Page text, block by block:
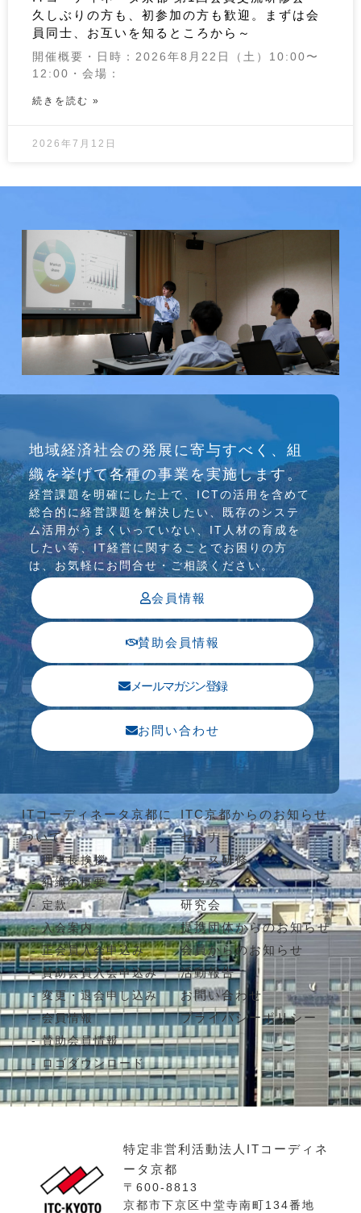
久しぶりの方も、初参加の方も歓迎。まずは会
員同士、お互いを知るところから～
開催概要・日時：2026年8月22日（土）10:00〜
12:00・会場：
続きを読む »
2026年7月12日
介護ソリューション研究会、WEB/SNS研究会を
行っています
地域経済社会の発展に寄与すべく、組
織を挙げて各種の事業を実施します。
経営課題を明確にした上で、ICTの活⽤を含めて
総合的に経営課題を解決したい、既存のシステ
ム活⽤がうまくいっていない、IT⼈材の育成を
したい等、IT経営に関することでお困りの⽅
は、お気軽にお問合せ・ご相談ください。
会員情報
賛助会員情報
メールマガジン登録
お問い合わせ
ITコーディネータ京都に
ついて
理事長挨拶
組織の概要
定款
入会案内
正会員入会申込み
賛助会員入会申込み
変更・退会申し込み
会員情報
賛助会員情報
ロゴダウンロード
ITC京都からのお知らせ
セミナー
ケース研修
コラム
研究会
提携団体からのお知らせ
会員からのお知らせ
活動報告
お問い合わせ
プライバシーポリシー
特定非営利活動法人ITコーディネ
ータ京都
〒600-8813
京都市下京区中堂寺南町134番地